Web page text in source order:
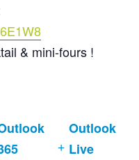
& mini-fours !
Outlook
Live